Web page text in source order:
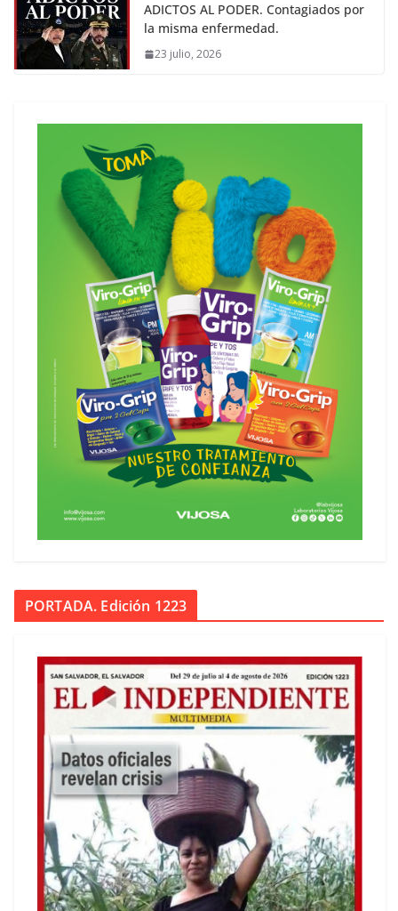
ADICTOS AL PODER. Contagiados por
la misma enfermedad.
23 julio, 2026
PORTADA. Edición 1223